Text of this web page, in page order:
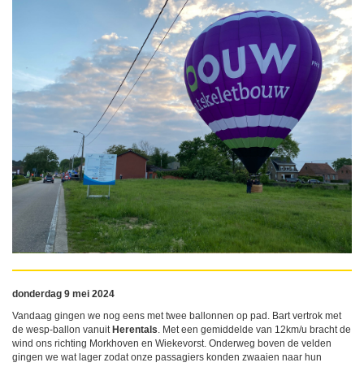
donderdag 9 mei 2024
Vandaag gingen we nog eens met twee ballonnen op pad. Bart vertrok met
de wesp-ballon vanuit Herentals . Met een gemiddelde van 12km/u bracht de
wind ons richting Morkhoven en Wiekevorst. Onderweg boven de velden
gingen we wat lager zodat onze passagiers konden zwaaien naar hun